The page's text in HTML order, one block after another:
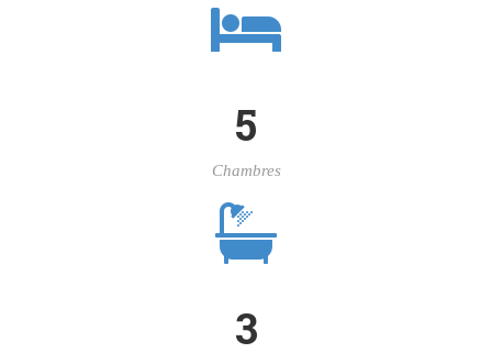
5
Chambres
3